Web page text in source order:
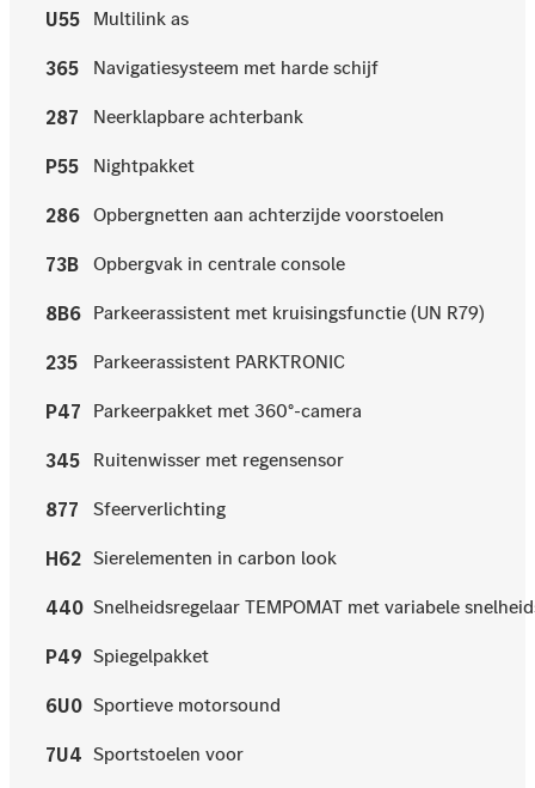
U55 Multilink as
365 Navigatiesysteem met harde schijf
287 Neerklapbare achterbank
P55 Nightpakket
286 Opbergnetten aan achterzijde voorstoelen
73B Opbergvak in centrale console
8B6 Parkeerassistent met kruisingsfunctie (UN R79)
235 Parkeerassistent PARKTRONIC
P47 Parkeerpakket met 360°-camera
345 Ruitenwisser met regensensor
877 Sfeerverlichting
H62 Sierelementen in carbon look
440 Snelheidsregelaar TEMPOMAT met variabele
P49 Spiegelpakket
6U0 Sportieve motorsound
7U4 Sportstoelen voor